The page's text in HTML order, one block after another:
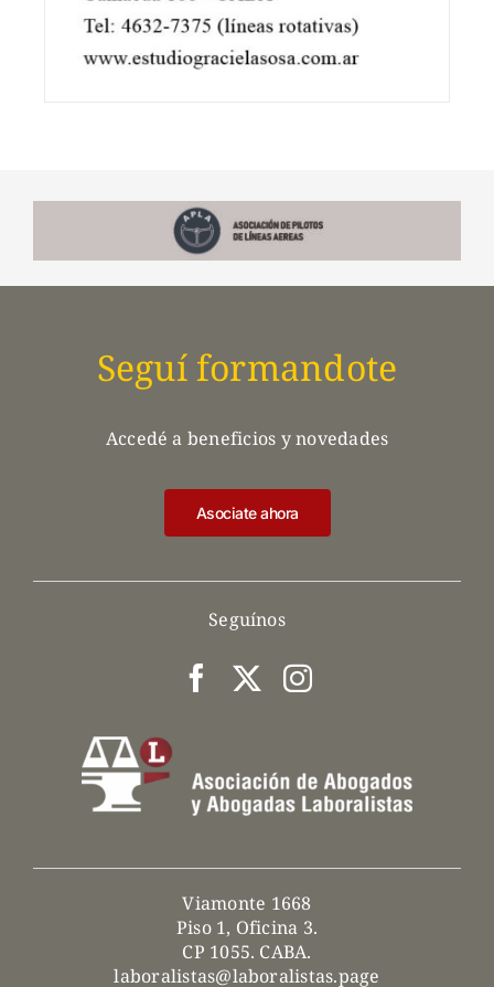
Viamonte 1668
Piso 1, Oficina 3.
CP 1055. CABA.
laboralistas@laboralistas.page
Seguínos
Seguí formandote
Accedé a beneficios y novedades
Asociate ahora